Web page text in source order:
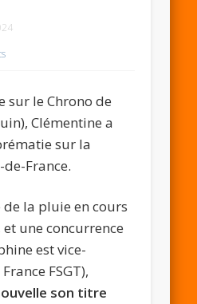
sur le Chrono de
Clémentine a
sur la
France.
de la pluie en cours
une concurrence
est vice-
FSGT),
son titre